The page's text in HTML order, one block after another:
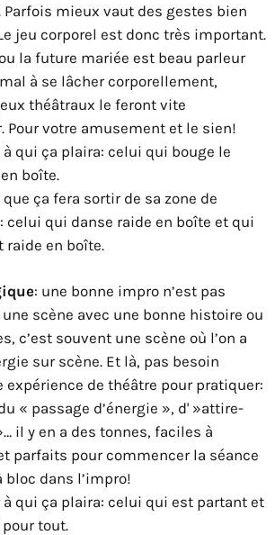
Parfois mieux vaut des gestes bien
jeu corporel est donc très important.
la future mariée est beau parleur
à se lâcher corporellement,
théâtraux le feront vite
Pour votre amusement et le sien!
à qui ça plaira: celui qui bouge le
boîte.
que ça fera sortir de sa zone de
celui qui danse raide en boîte et qui
raide en boîte.
: une bonne impro n’est pas
scène avec une bonne histoire ou
c’est souvent une scène où l’on a
sur scène. Et là, pas besoin
expérience de théâtre pour pratiquer:
« passage d’énergie », d' »attire-
il y en a des tonnes, faciles à
parfaits pour commencer la séance
bloc dans l’impro!
à qui ça plaira: celui qui est partant et
tout.